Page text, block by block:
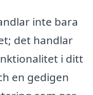
inte bara
det handlar
i ditt
en gedigen